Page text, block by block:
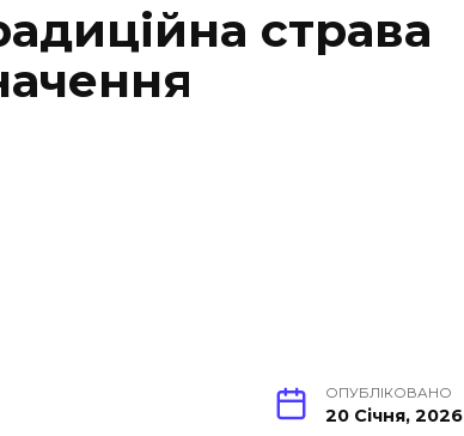
страва
ОПУБЛІКОВАНО
20 Січня, 2026